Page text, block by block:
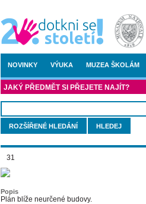
NOVINKY VÝUKA MUZEA ŠKOLÁM
JAKÝ PŘEDMĚT SI PŘEJETE NAJÍT?
ROZŠÍŘENÉ HLEDÁNÍ
31
Popis
Plán blíže neurčené budovy.